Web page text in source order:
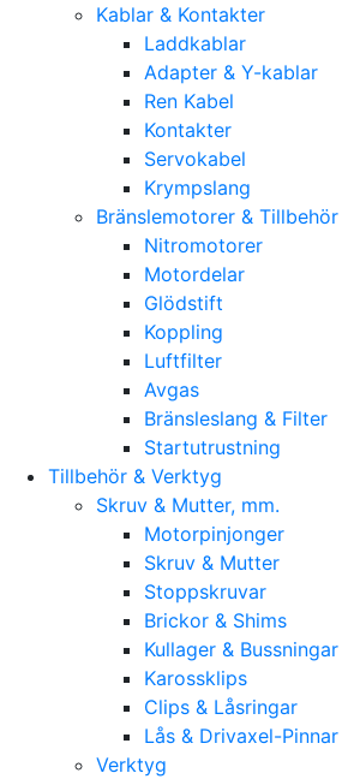
Kablar & Kontakter
Laddkablar
Adapter & Y-kablar
Ren Kabel
Kontakter
Servokabel
Krympslang
Bränslemotorer & Tillbehör
Nitromotorer
Motordelar
Glödstift
Koppling
Luftfilter
Avgas
Bränsleslang & Filter
Startutrustning
Tillbehör & Verktyg
Skruv & Mutter, mm.
Motorpinjonger
Skruv & Mutter
Stoppskruvar
Brickor & Shims
Kullager & Bussningar
Karossklips
Clips & Låsringar
Lås & Drivaxel-Pinnar
Verktyg